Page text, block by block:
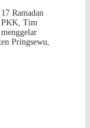
Ramadan
PKK, Tim
Pringsewu,